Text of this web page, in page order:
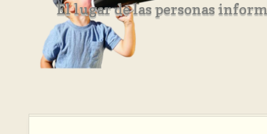
El lugar de las personas